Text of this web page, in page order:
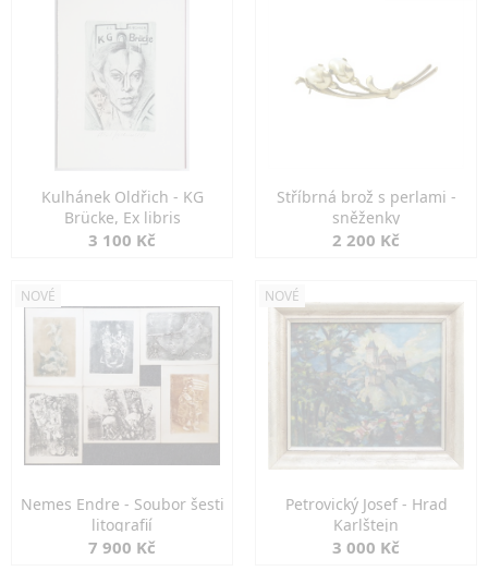
Kulhánek Oldřich - KG
Brücke, Ex libris
3 100 Kč
Stříbrná brož s perlami -
sněženky
2 200 Kč
NOVÉ
Nemes Endre - Soubor šesti
litografií
7 900 Kč
NOVÉ
Petrovický Josef - Hrad
Karlštejn
3 000 Kč